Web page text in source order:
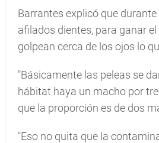
Barrantes explicó que
afilados dientes, para ganar
golpean cerca de los ojos lo
"Básicamente las peleas se
hábitat haya un macho por
que la proporción es de dos
"Eso no quita que la